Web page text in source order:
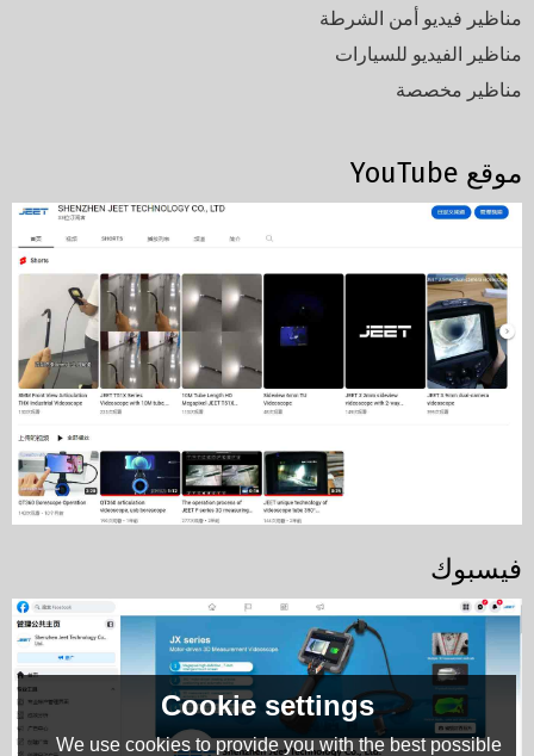
مناظير فيديو أمن الشرطة
مناظير الفيديو للسيارات
مناظير مخصصة
موقع YouTube
فيسبوك
Cookie settings
We use cookies to provide you with the best possible